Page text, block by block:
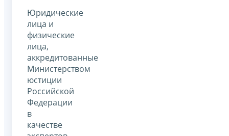
Юридические
лица и
физические
лица,
аккредитованные
Министерством
юстиции
Российской
Федерации
в
качестве